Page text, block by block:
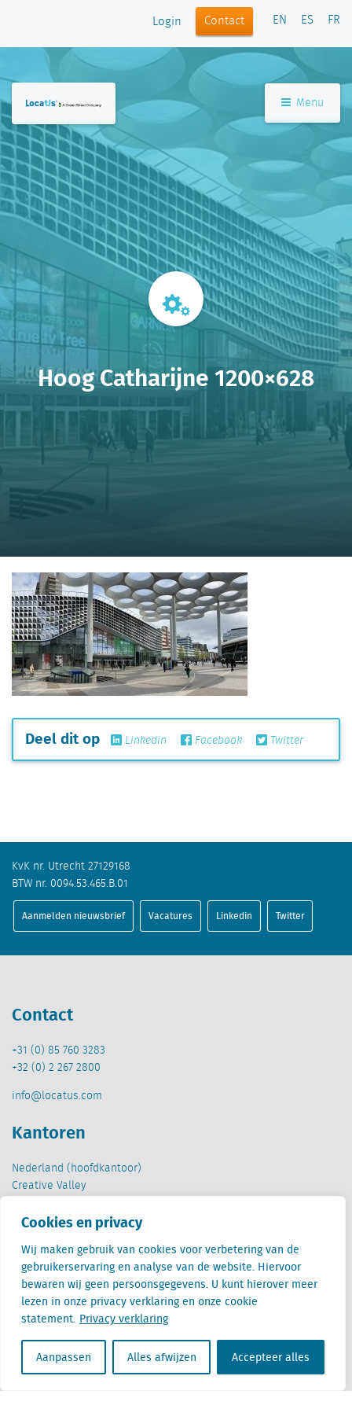
Cookies en privacy
Wij maken gebruik van cookies voor verbetering van de
gebruikerservaring en analyse van de website. Hiervoor
bewaren wij geen persoonsgegevens. U kunt hierover meer
lezen in onze privacy verklaring en onze cookie
statement. Privacy verklaring
Aanpassen Alles afwijzen Accepteer alles
Login Contact EN ES FR
Menu
Hoog Catharijne 1200×628
Deel dit op Linkedin Facebook Twitter
KvK nr. Utrecht 27129168
BTW nr. 0094.53.465.B.01
Aanmelden nieuwsbrief Vacatures Linkedin Twitter
Contact
+31 (0) 85 760 3283
+32 (0) 2 267 2800
info@locatus.com
Kantoren
Nederland (hoofdkantoor)
Creative Valley
3511 ED Utrecht
België
Cantersteen 47
1000 Brussel